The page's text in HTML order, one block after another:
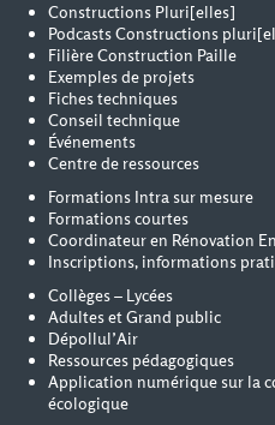
Constructions Pluri[elles]
Podcasts Constructions
Filière Construction Paille
Exemples de projets
Fiches techniques
Conseil technique
Événements
Centre de ressources
Formations Intra sur mesure
Formations courtes
Coordinateur en Rénovation
Inscriptions, informations
Collèges – Lycées
Adultes et Grand public
Dépollul’Air
Ressources pédagogiques
Application numérique sur la
écologique